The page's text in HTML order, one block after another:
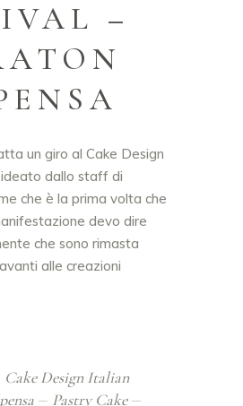
–
un giro al Cake Design
dallo staff di
che è la prima volta che
devo dire
che sono rimasta
alle creazioni
Cake Design Italian
Pastry Cake